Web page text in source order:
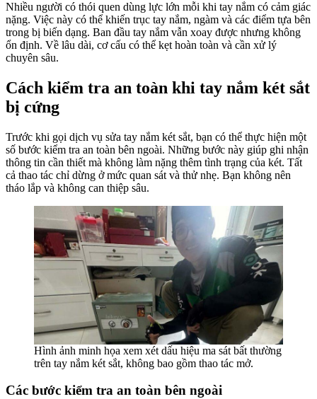
Nhiều người có thói quen dùng lực lớn mỗi khi tay nắm có cảm giác
nặng. Việc này có thể khiến trục tay nắm, ngàm và các điểm tựa bên
trong bị biến dạng. Ban đầu tay nắm vẫn xoay được nhưng không
ổn định. Về lâu dài, cơ cấu có thể kẹt hoàn toàn và cần xử lý
chuyên sâu.
Cách kiểm tra an toàn khi tay nắm két sắt
bị cứng
Trước khi gọi dịch vụ sửa tay nắm két sắt, bạn có thể thực hiện một
số bước kiểm tra an toàn bên ngoài. Những bước này giúp ghi nhận
thông tin cần thiết mà không làm nặng thêm tình trạng của két. Tất
cả thao tác chỉ dừng ở mức quan sát và thử nhẹ. Bạn không nên
tháo lắp và không can thiệp sâu.
Hình ảnh minh họa xem xét dấu hiệu ma sát bất thường
trên tay nắm két sắt, không bao gồm thao tác mở.
Các bước kiểm tra an toàn bên ngoài